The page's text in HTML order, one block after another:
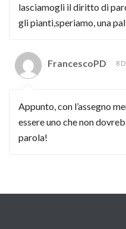
lasciamogli il diritto di
gli pianti,speriamo, una
FrancescoPD 8
Appunto, con l’assegno
essere uno che non
parola!